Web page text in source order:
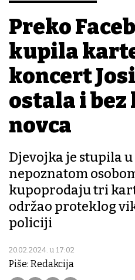
Preko
kupila
koncert
ostala i bez
novca
Djevojka je stupila
nepoznatom
kupoprodaju tri
održao proteklog
policiji
20.02.2024. u 17:02
Piše: Redakcija